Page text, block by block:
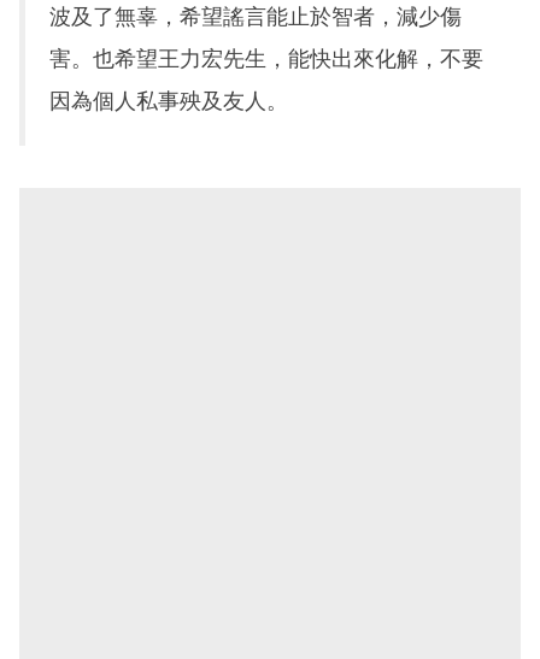
波及了無辜，希望謠言能止於智者，減少傷
害。也希望王力宏先生，能快出來化解，不要
因為個人私事殃及友人。